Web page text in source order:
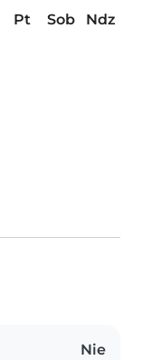
Pt Sob
Ndz
Nie